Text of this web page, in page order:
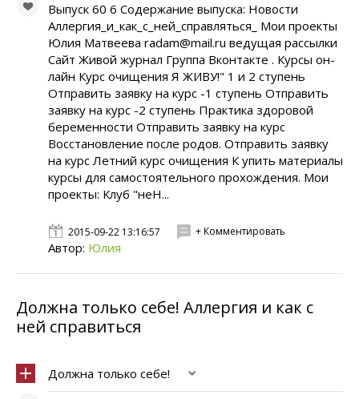
Выпуск 60 6 Содержание выпуска: Новости
Аллергия_и_как_с_ней_справляться_ Мои проекты
Юлия Матвеева radam@mail.ru ведущая рассылки
Сайт Живой журнал Группа Вконтакте . Курсы он-
лайн Курс очищения Я ЖИВУ!" 1 и 2 ступень
Отправить заявку на курс -1 ступень Отправить
заявку на курс -2 ступень Практика здоровой
беременности Отправить заявку на курс
Восстановление после родов. Отправить заявку
на курс Летний курс очищения К упить материалы
курсы для самостоятельного прохождения. Мои
проекты: Клуб "неН...
2015-09-22 13:16:57 + Комментировать
Автор: Юлия
Должна только себе! Аллергия и как с
ней справиться
Должна только себе!